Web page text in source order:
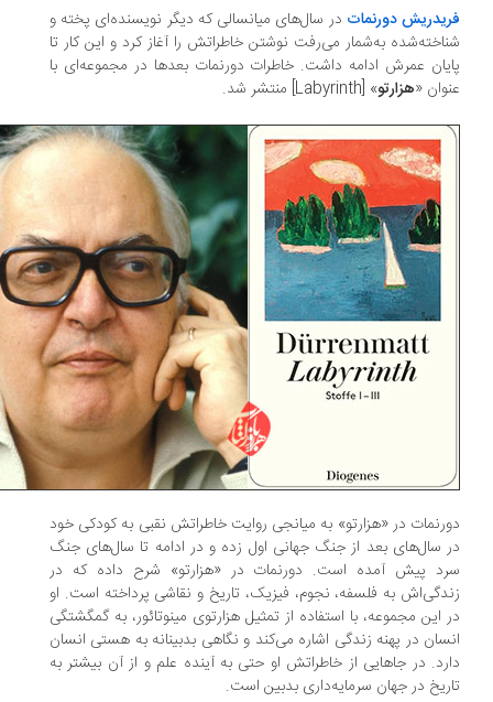
دورنماتدر سال‌های میانسالی که دیگر نویسنده‌ای پخته و
به‌شمار می‌رفت نوشتن خاطراتش را آغاز کرد و این کار تا
عمرش ادامه داشت. خاطرات دورنمات بعدها در مجموعه‌ای با
«هزارتو» [Labyrinth] منتشر شد.
در «هزارتو» به میانجی روایت خاطراتش نقبی به کودکی خود
سال‌های بعد از جنگ جهانی اول زده و در ادامه تا سال‌های جنگ
پیش آمده است. دورنمات در «هزارتو» شرح داده که در
به فلسفه، نجوم، فیزیک، تاریخ و نقاشی پرداخته است. او
این مجموعه، با استفاده از تمثیل هزارتوی مینوتائور، به گمگشتگی
در پهنه زندگی اشاره می‌کند و نگاهی بدبینانه به هستی انسان
در جاهایی از خاطراتش او حتی به آینده علم و از آن بیشتر به
در جهان سرمایه‌داری بدبین است.